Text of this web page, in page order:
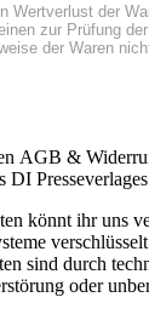
Wertverlust der
zur Prüfung
der Waren
AGB &
DI
könnt ihr uns
sind durch
oder